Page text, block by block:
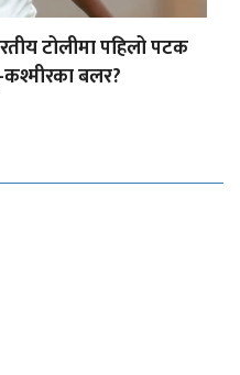
टोलीमा पहिलो पटक
बलर?